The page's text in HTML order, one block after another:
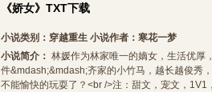
《娇女》TXT下载
小说类别： 穿越重生 小说作者： 寒花一梦
小说简介： 林媛作为林家唯一的嫡女，生活优厚
件&mdash;&mdash;齐家的小竹马，越长越俊秀
不能愉快的玩耍了？<br />注：甜文，宠文，1V1